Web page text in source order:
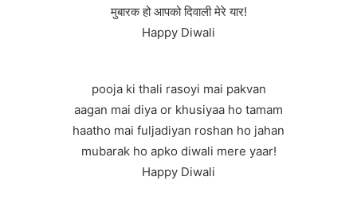
मुबारक हो आपको दिवाली मेरे यार!
Happy Diwali
pooja ki thali rasoyi mai pakvan
aagan mai diya or khusiyaa ho tamam
haatho mai fuljadiyan roshan ho jahan
mubarak ho apko diwali mere yaar!
Happy Diwali